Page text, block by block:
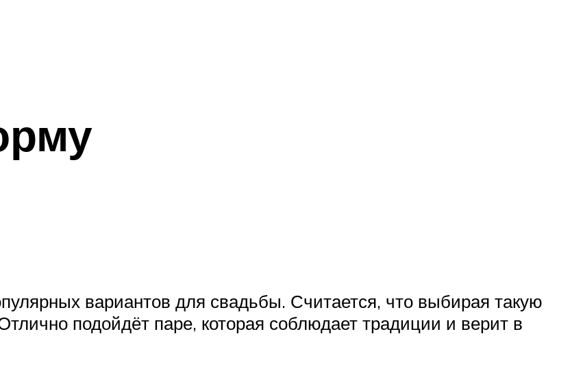
вариантов для свадьбы. Считается, что выбирая такую
подойдёт паре, которая соблюдает традиции и верит в